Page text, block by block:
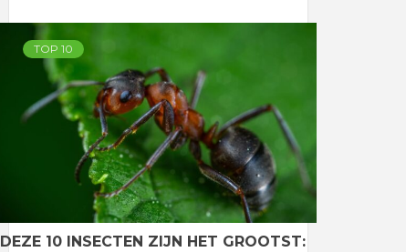
TOP 10
DEZE 10 INSECTEN ZIJN HET GROOTST: